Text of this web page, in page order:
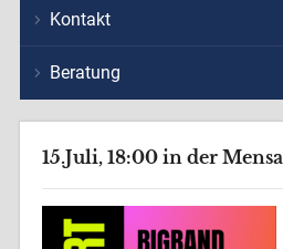
Kontakt
Beratung
15.Juli, 18:00 in der Mensa